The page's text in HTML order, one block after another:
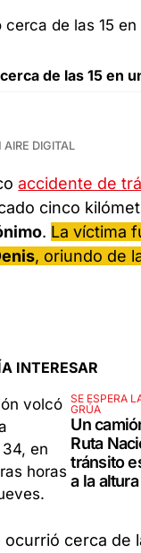
de las 15 en
AIRE DIGITAL
accidente de
cinco
. La víctima
, oriundo de
INTERESAR
SE ESPERA
GRÚA
Un
Ruta
tránsito
a la
ocurrió cerca de